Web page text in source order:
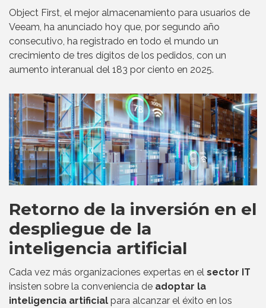
Object First, el mejor almacenamiento para usuarios de
Veeam, ha anunciado hoy que, por segundo año
consecutivo, ha registrado en todo el mundo un
crecimiento de tres dígitos de los pedidos, con un
aumento interanual del 183 por ciento en 2025.
Retorno de la inversión en el
despliegue de la
inteligencia artificial
Cada vez más organizaciones expertas en el sector IT
insisten sobre la conveniencia de adoptar la
inteligencia artificial para alcanzar el éxito en los